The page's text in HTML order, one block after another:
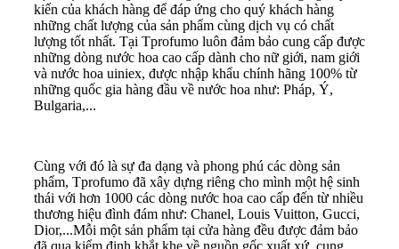
kiến của khách hàng để đáp ứng cho quý khách hàng
những chất lượng của sản phẩm cùng dịch vụ có chất
lượng tốt nhất. Tại Tprofumo luôn đảm bảo cung cấp được
những dòng nước hoa cao cấp dành cho nữ giới, nam giới
và nước hoa uiniex, được nhập khẩu chính hãng 100% từ
những quốc gia hàng đầu về nước hoa như: Pháp, Ý,
Bulgaria,...
Cùng với đó là sự đa dạng và phong phú các dòng sản
phẩm, Tprofumo đã xây dựng riêng cho mình một hệ sinh
thái với hơn 1000 các dòng nước hoa cao cấp đến từ nhiều
thương hiệu đình đám như: Chanel, Louis Vuitton, Gucci,
Dior,...Mỗi một sản phẩm tại cửa hàng đều được đảm bảo
đã qua kiểm định khắt khe về nguồn gốc xuất xứ, cung